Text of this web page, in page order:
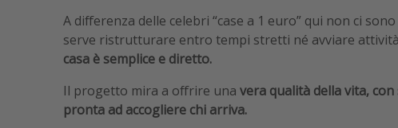
A differenza delle celebri “case a 1 euro” qui non ci
serve ristrutturare entro tempi stretti né avviare
casa è semplice e diretto.
Il progetto mira a offrire una vera qualità della vita,
pronta ad accogliere chi arriva.